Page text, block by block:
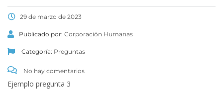
29 de marzo de 2023
Publicado por: Corporación Humanas
Categoría: Preguntas
No hay comentarios
Ejemplo pregunta 3